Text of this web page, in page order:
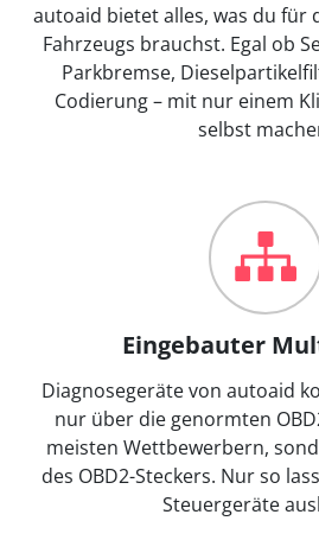
autoaid bietet alles, was du für
Fahrzeugs brauchst. Egal ob
Parkbremse,
Codierung – mit nur einem
selbst
Eingebauter
Diagnosegeräte von autoaid
nur über die genormten
meisten Wettbewerbern,
des OBD2-Steckers. Nur so
Steuergeräte